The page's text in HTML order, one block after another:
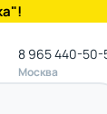
8 965 440-50-
Москва